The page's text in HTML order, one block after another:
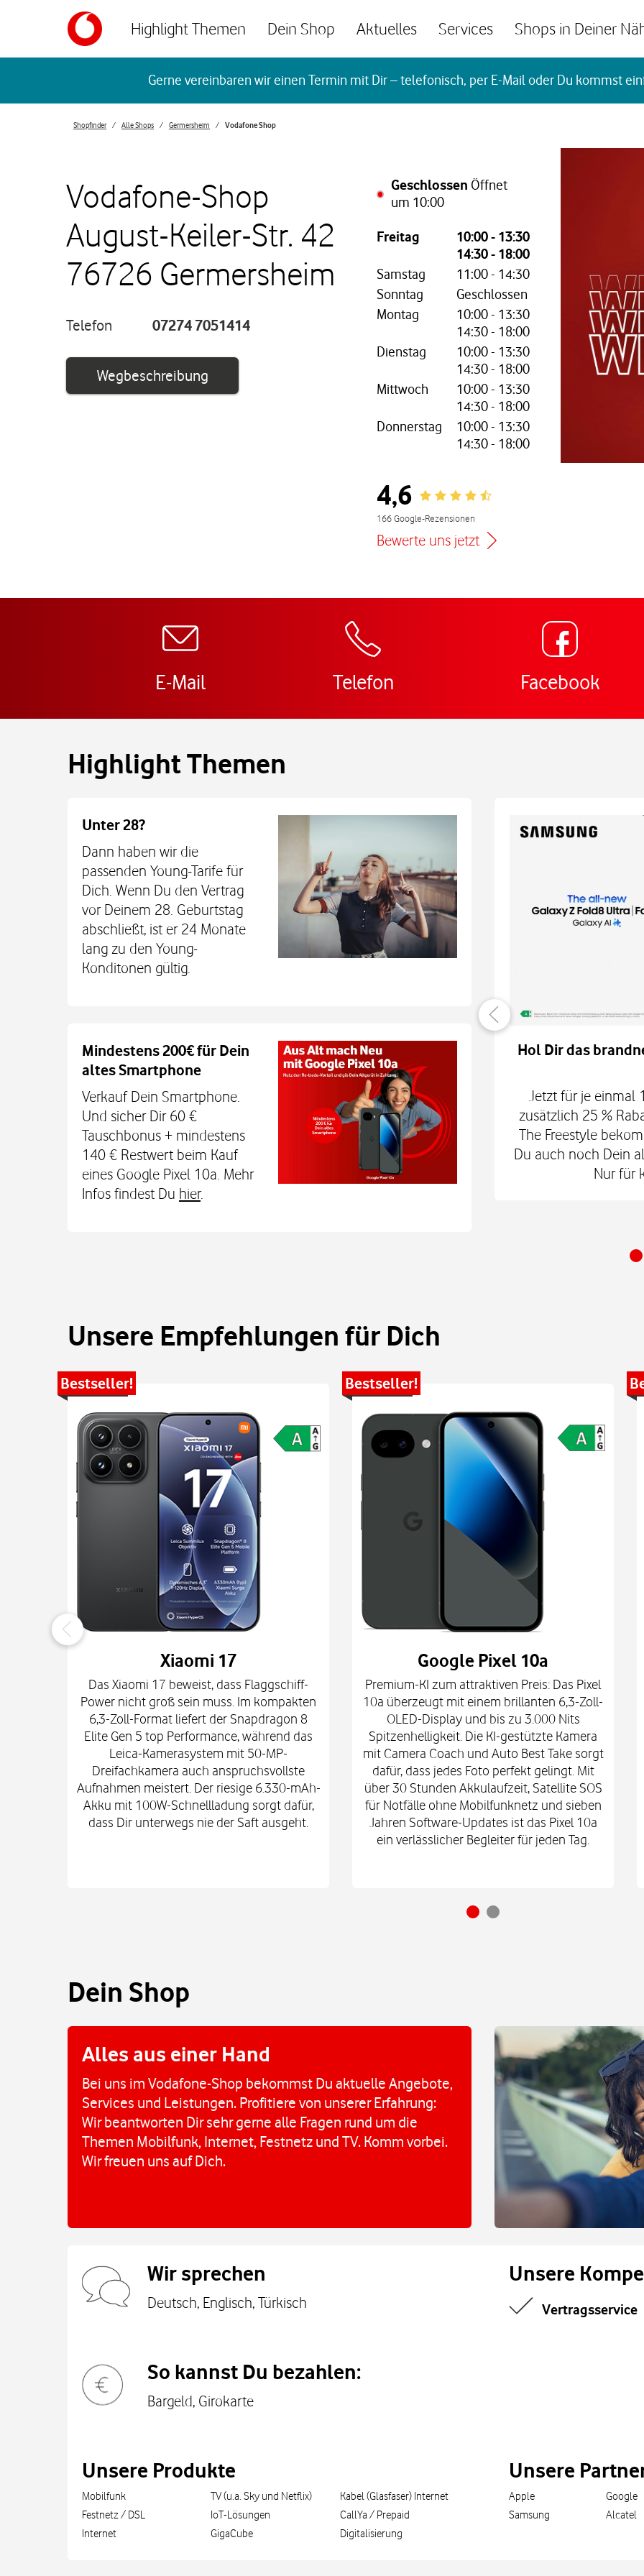
Highlight Themen Dein Shop Aktuelles Services Shops in Deiner
Gerne vereinbaren wir einen Termin mit Dir – telefonisch, per E-Mail oder Du kommst
Shopfinder Alle Shops Germersheim Vodafone Shop
Vodafone-Shop
August-Keiler-Str. 42
76726 Germersheim
Telefon 07274 7051414
WegbeschreibungLink öffnet in einem neuen Tab
Geschlossen Öffnet
um 10:00
Wochentag, Öffnungszeiten
Freitag 10:00- 13:30
14:30- 18:00
Samstag
11:00- 14:30
Sonntag
Geschlossen
Montag
10:00- 13:30
14:30- 18:00
Dienstag
10:00- 13:30
14:30- 18:00
Mittwoch
10:00- 13:30
14:30- 18:00
Donnerstag
10:00- 13:30
14:30- 18:00
4,6 Rating 4.6
166 Google-Rezensionen
Bewerte uns jetzt
E-Mail Telefon Facebook
Highlight Themen
Unter 28?
Dann haben wir die
passenden Young-Tarife für
Dich. Wenn Du den Vertrag
vor Deinem 28. Geburtstag
abschließt, ist er 24 Monate
lang zu den Young-
Konditonen gültig.
Mindestens 200€ für Dein
altes Smartphone
Verkauf Dein Smartphone.
Und sicher Dir 60 €
Tauschbonus + mindestens
140 € Restwert beim Kauf
eines Google Pixel 10a. Mehr
Infos findest Du hier.
Auch auf dem Schulweg immer verbunden
Dein Kind bleibt unterwegs auch ohne Smartphone mit
Sicherheit erreichbar. Mit der Xplora X6Play 2nd Gen. oder der
TCL MT48X Smartwatch für je einmal 1 € zum Smart Tech M.
Den Tarif gibt's jetzt 3 Monate für 0 € und danach für mtl. 9,99
€. Alle Infos bei uns im Shop.
Hol Dir das
Jetzt für je einmal
zusätzlich 25 %
The Freestyle
Du auch noch Dein
Nur für
Unsere Empfehlungen für Dich
Bestseller!
Xiaomi 17
Das Xiaomi 17 beweist, dass Flaggschiff-
Power nicht groß sein muss. Im kompakten
6,3-Zoll-Format liefert der Snapdragon 8
Elite Gen 5 top Performance, während das
Leica-Kamerasystem mit 50-MP-
Dreifachkamera auch anspruchsvollste
Aufnahmen meistert. Der riesige 6.330-mAh-
Akku mit 100W-Schnellladung sorgt dafür,
dass Dir unterwegs nie der Saft ausgeht.
Bestseller!
Google Pixel 10a
Premium-KI zum attraktiven Preis: Das Pixel
10a überzeugt mit einem brillanten 6,3-Zoll-
OLED-Display und bis zu 3.000 Nits
Spitzenhelligkeit. Die KI-gestützte Kamera
mit Camera Coach und Auto Best Take sorgt
dafür, dass jedes Foto perfekt gelingt. Mit
über 30 Stunden Akkulaufzeit, Satellite SOS
für Notfälle ohne Mobilfunknetz und sieben
Jahren Software-Updates ist das Pixel 10a
ein verlässlicher Begleiter für jeden Tag.
Dein Shop
Alles aus einer Hand
Bei uns im Vodafone-Shop bekommst Du aktuelle Angebote,
Services und Leistungen. Profitiere von unserer Erfahrung:
Wir beantworten Dir sehr gerne alle Fragen rund um die
Themen Mobilfunk, Internet, Festnetz und TV. Komm vorbei.
Wir freuen uns auf Dich.
Wir sprechen
Deutsch, Englisch, Türkisch
So kannst Du bezahlen:
Bargeld, Girokarte
Unsere
Vertragsservice
Unsere Produkte
Mobilfunk
Festnetz / DSL
Internet
TV (u.a. Sky und Netflix)
IoT-Lösungen
GigaCube
Kabel (Glasfaser) Internet
CallYa / Prepaid
Digitalisierung
Unsere
Apple
Samsung
Google
Alcatel